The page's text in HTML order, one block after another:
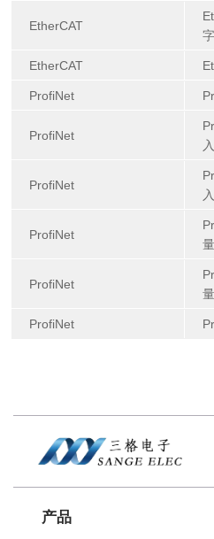
EtherCAT
EtherCAT
ProfiNet
ProfiNet
ProfiNet
ProfiNet
ProfiNet
ProfiNet
产品